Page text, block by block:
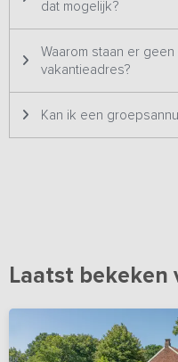
dat mogelijk?
Waarom staan er
vakantieadres?
Kan ik een
Laatst bekeken